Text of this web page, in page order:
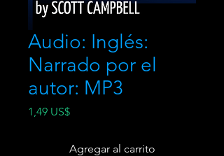
Audio: Inglés:
Narrado por el
autor: MP3
1,49 US$Precio
Agregar al carrito